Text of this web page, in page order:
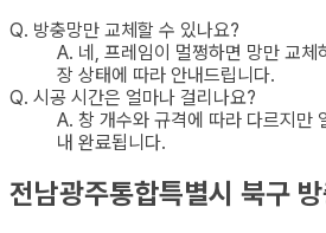
Q. 방충망만 교체할 수 있나요?
A. 네, 프레임이 멀쩡하면 망만 교체
장 상태에 따라 안내드립니다.
Q. 시공 시간은 얼마나 걸리나요?
A. 창 개수와 규격에 따라 다르지
내 완료됩니다.
전남광주통합특별시 북구